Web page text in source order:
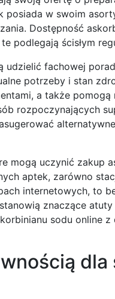
w swoim
Dostępność
podlegają ścisłym
udzielić fachowej
potrzeby i stan
a także
rozpoczynających
mogą uczynić zakup
aptek, zarówno
internetowych, to
znaczące atuty
sodu online
dla